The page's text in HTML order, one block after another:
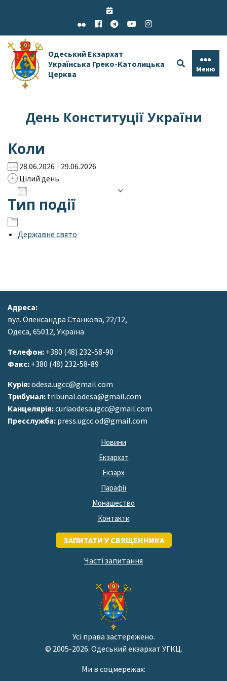
Одеський Екзархат
Українська Греко-Католицька
Церква
Меню
День Конституції України
Коли
28.06.2026 - 29.06.2026
Цілий день
Завантаження ICS
Тип події
Державне свято
Адреса:
вул. Олександра Станкова, 22/12,
Одеса, 65012, Україна
Телефон: +380 (48) 232-58-90
Факс: +380 (48) 232-58-89
Курія:odesa.ugcc@gmail.com
Трибунал: tribunal.odesa@gmail.com
Канцелярія:curiaodesaugcc@gmail.com
Пресслужба: press.ugcc.od@gmail.com
Новини
Екзархат
Екзарх
Парафії
Монашество
Контакти
ЗАПИТАТИ У СВЯЩЕННИКА
Часті запитання
Усі права застережено.
© 2005-2026. Одеський екзархат УГКЦ.
Ми в соцмережах: